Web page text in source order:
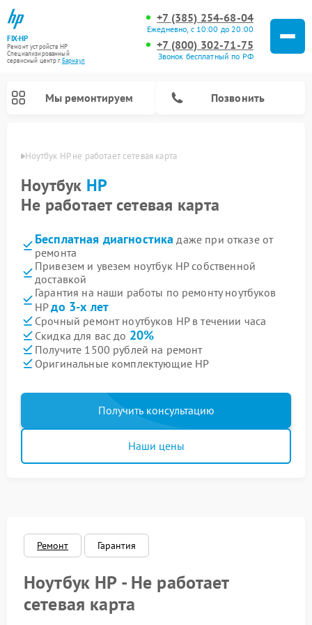
FIX-HP
Ремонт устройств HP
Специализированный
cервисный центр г.Барнаул
+7 (385) 254-68-04
Ежедневно, с 10:00 до 20:00
+7 (800) 302-71-75
Звонок бесплатный по РФ
Мы ремонтируем Позвонить
Ноутбук HP не работает сетевая карта
Ноутбук HP
Не работает сетевая карта
Бесплатная диагностика даже при отказе от
ремонта
Привезем и увезем ноутбук HP собственной
доставкой
Гарантия на наши работы по ремонту ноутбуков
HPдо 3-х лет
Срочный ремонт ноутбуков HP в течении часа
Скидка для вас до 20%
Получите 1500 рублей на ремонт
Оригинальные комплектующие HP
Получить консультацию
Наши цены
Ремонт Гарантия
Ноутбук HP - Не работает
сетевая карта